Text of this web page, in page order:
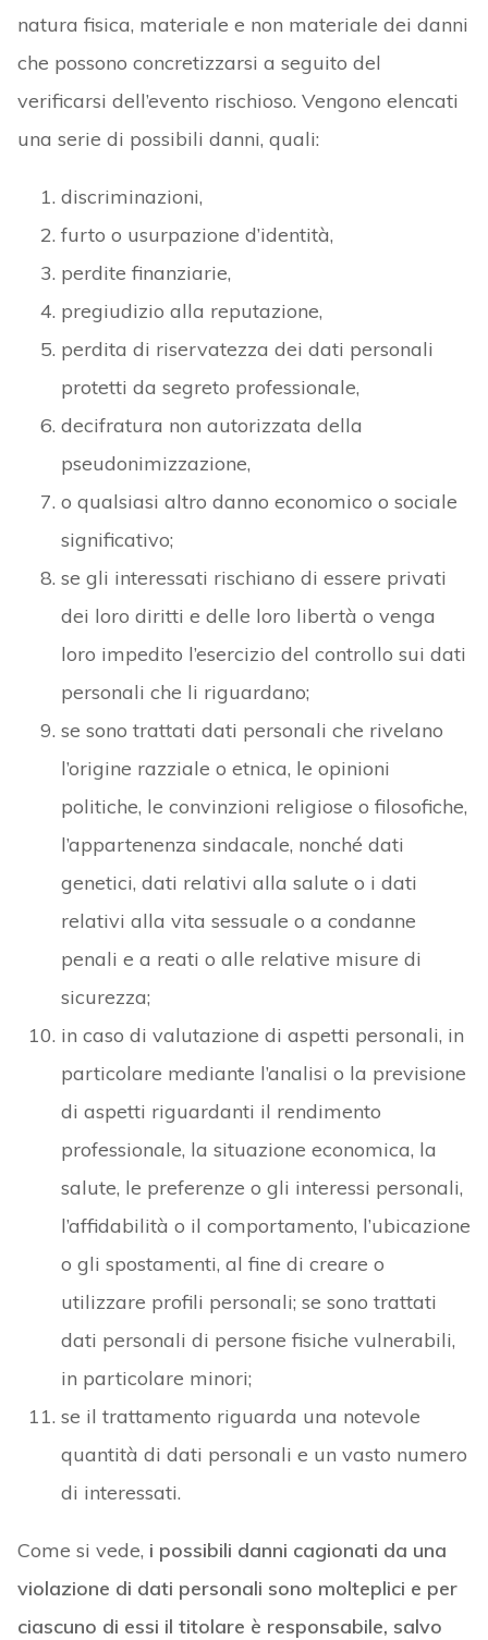
natura fisica, materiale e non materiale dei danni
che possono concretizzarsi a seguito del
verificarsi dell’evento rischioso. Vengono elencati
una serie di possibili danni, quali:
discriminazioni,
furto o usurpazione d’identità,
perdite finanziarie,
pregiudizio alla reputazione,
perdita di riservatezza dei dati personali
protetti da segreto professionale,
decifratura non autorizzata della
pseudonimizzazione,
o qualsiasi altro danno economico o sociale
significativo;
se gli interessati rischiano di essere privati
dei loro diritti e delle loro libertà o venga
loro impedito l’esercizio del controllo sui dati
personali che li riguardano;
se sono trattati dati personali che rivelano
l’origine razziale o etnica, le opinioni
politiche, le convinzioni religiose o filosofiche,
l’appartenenza sindacale, nonché dati
genetici, dati relativi alla salute o i dati
relativi alla vita sessuale o a condanne
penali e a reati o alle relative misure di
sicurezza;
in caso di valutazione di aspetti personali, in
particolare mediante l’analisi o la previsione
di aspetti riguardanti il rendimento
professionale, la situazione economica, la
salute, le preferenze o gli interessi personali,
l’affidabilità o il comportamento, l’ubicazione
o gli spostamenti, al fine di creare o
utilizzare profili personali; se sono trattati
dati personali di persone fisiche vulnerabili,
in particolare minori;
se il trattamento riguarda una notevole
quantità di dati personali e un vasto numero
di interessati.
Come si vede, i possibili danni cagionati da una
violazione di dati personali sono molteplici e per
ciascuno di essi il titolare è responsabile, salvo